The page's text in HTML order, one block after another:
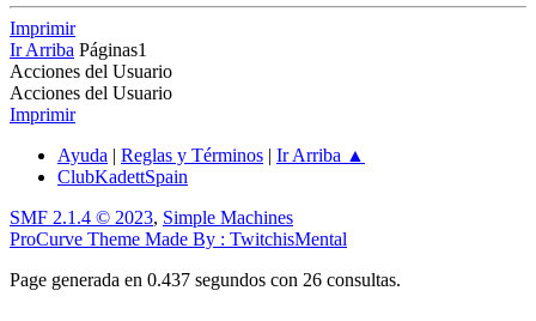
Imprimir
Ir Arriba Páginas1
Acciones del Usuario
Acciones del Usuario
Imprimir
Ayuda | Reglas y Términos | Ir Arriba ▲
ClubKadettSpain
SMF 2.1.4 © 2023, Simple Machines
ProCurve Theme Made By : TwitchisMental
Page generada en 0.437 segundos con 26 consultas.